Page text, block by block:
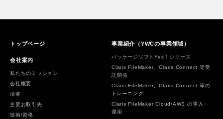
トップページ
会社案内
私たちのミッション
会社概要
沿革
主要お取引先
技術/資格
事業紹介（YWCの事業領域）
パッケージソフトYes！シリーズ
Claris FileMaker、Claris Connect 等受
託開発
Claris FileMaker、Claris Connect 等の
トレーニング
Claris FileMaker Cloud/AWS の導入・
運用